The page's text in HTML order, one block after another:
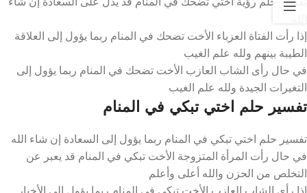
إذا رأت الفتاة العزباء الأخت تضحك في المنام ربما يؤول إلى العلاقة
الطيبة بينهم ولله علم الغيب
في حال رأى الشاب العازب الأخت تضحك في المنام ربما يؤول إلى
التغيرات الجيدة ولله علم الغيب
تفسير حلم اختي تبكي في المنام
تفسير حلم اختي تبكي في المنام ربما يؤول إلى السعادة إن شاء الله
في حال رأت المرأة المتزوجة الأخت تبكي في المنام قد يعبر عن
التخلص من الحزن والله أعلى وأعلم
إذا رأى الشاب العازب الأخت تبكي في المنام ربما يؤول إلى الأخبار